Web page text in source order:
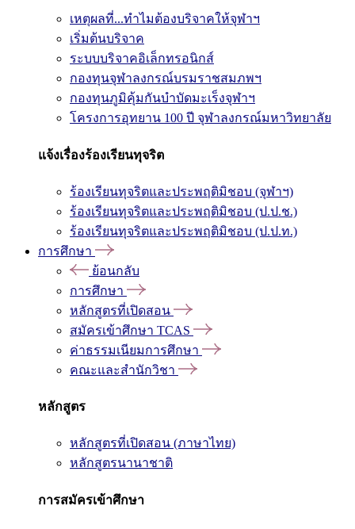
เหตุผลที่...ทำไมต้องบริจาคให้จุฬาฯ
เริ่มต้นบริจาค
ระบบบริจาคอิเล็กทรอนิกส์
กองทุนจุฬาลงกรณ์บรมราชสมภพฯ
กองทุนภูมิคุ้มกันบำบัดมะเร็งจุฬาฯ
โครงการอุทยาน 100 ปี จุฬาลงกรณ์มหาวิทยาลัย
แจ้งเรื่องร้องเรียนทุจริต
ร้องเรียนทุจริตและประพฤติมิชอบ (จุฬาฯ)
ร้องเรียนทุจริตและประพฤติมิชอบ (ป.ป.ช.)
ร้องเรียนทุจริตและประพฤติมิชอบ (ป.ป.ท.)
การศึกษา
ย้อนกลับ
การศึกษา
หลักสูตรที่เปิดสอน
สมัครเข้าศึกษา TCAS
ค่าธรรมเนียมการศึกษา
คณะและสำนักวิชา
หลักสูตร
หลักสูตรที่เปิดสอน (ภาษาไทย)
หลักสูตรนานาชาติ
การสมัครเข้าศึกษา